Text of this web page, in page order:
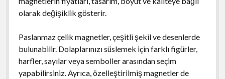
olarak değişiklik gösterir.
Paslanmaz çelik magnetler, çeşitli şekil ve desenlerde
bulunabilir. Dolaplarınızı süslemek için farklı figürler,
harfler, sayılar veya semboller arasından seçim
yapabilirsiniz. Ayrıca, özelleştirilmiş magnetler de